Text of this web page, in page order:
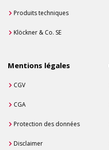
Produits techniques
Klöckner & Co. SE
Mentions légales
CGV
CGA
Protection des données
Disclaimer